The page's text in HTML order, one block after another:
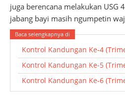
juga berencana melakukan USG
jabang bayi masih ngumpetin
Kontrol Kandungan Ke-4
Kontrol Kandungan Ke-5
Kontrol Kandungan Ke-6